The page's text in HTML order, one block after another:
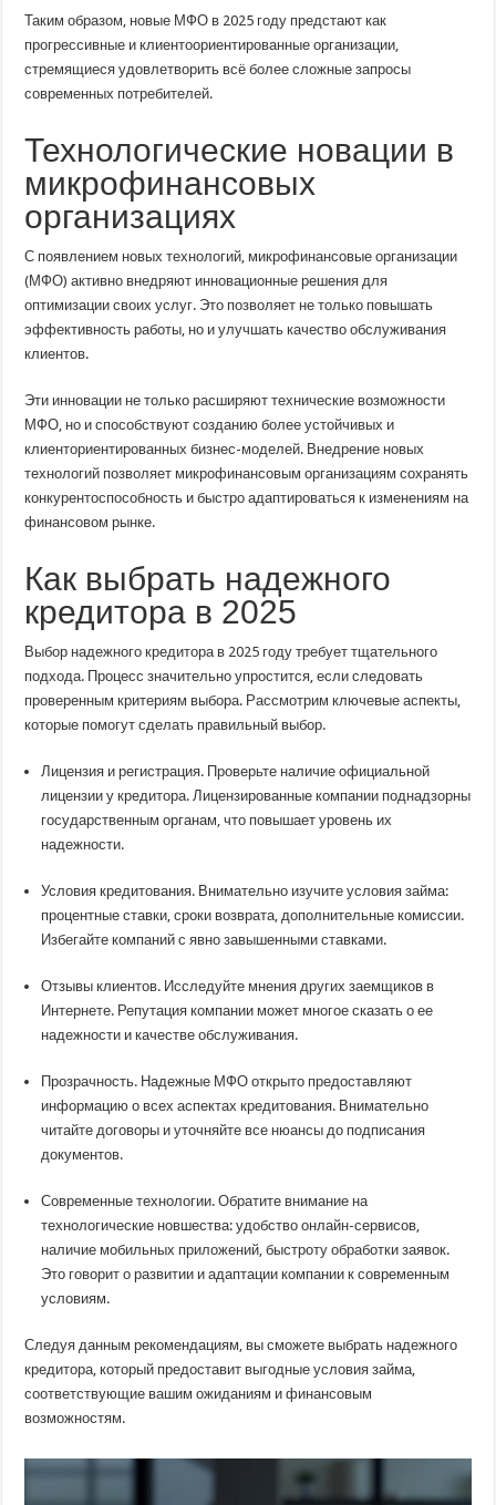
Таким образом, новые МФО в 2025 году предстают как
прогрессивные и клиентоориентированные организации,
стремящиеся удовлетворить всё более сложные запросы
современных потребителей.
Технологические новации в
микрофинансовых
организациях
С появлением новых технологий, микрофинансовые организации
(МФО) активно внедряют инновационные решения для
оптимизации своих услуг. Это позволяет не только повышать
эффективность работы, но и улучшать качество обслуживания
клиентов.
Эти инновации не только расширяют технические возможности
МФО, но и способствуют созданию более устойчивых и
клиенториентированных бизнес-моделей. Внедрение новых
технологий позволяет микрофинансовым организациям сохранять
конкурентоспособность и быстро адаптироваться к изменениям на
финансовом рынке.
Как выбрать надежного
кредитора в 2025
Выбор надежного кредитора в 2025 году требует тщательного
подхода. Процесс значительно упростится, если следовать
проверенным критериям выбора. Рассмотрим ключевые аспекты,
которые помогут сделать правильный выбор.
Лицензия и регистрация. Проверьте наличие официальной
лицензии у кредитора. Лицензированные компании поднадзорны
государственным органам, что повышает уровень их
надежности.
Условия кредитования. Внимательно изучите условия займа:
процентные ставки, сроки возврата, дополнительные комиссии.
Избегайте компаний с явно завышенными ставками.
Отзывы клиентов. Исследуйте мнения других заемщиков в
Интернете. Репутация компании может многое сказать о ее
надежности и качестве обслуживания.
Прозрачность. Надежные МФО открыто предоставляют
информацию о всех аспектах кредитования. Внимательно
читайте договоры и уточняйте все нюансы до подписания
документов.
Современные технологии. Обратите внимание на
технологические новшества: удобство онлайн-сервисов,
наличие мобильных приложений, быстроту обработки заявок.
Это говорит о развитии и адаптации компании к современным
условиям.
Следуя данным рекомендациям, вы сможете выбрать надежного
кредитора, который предоставит выгодные условия займа,
соответствующие вашим ожиданиям и финансовым
возможностям.